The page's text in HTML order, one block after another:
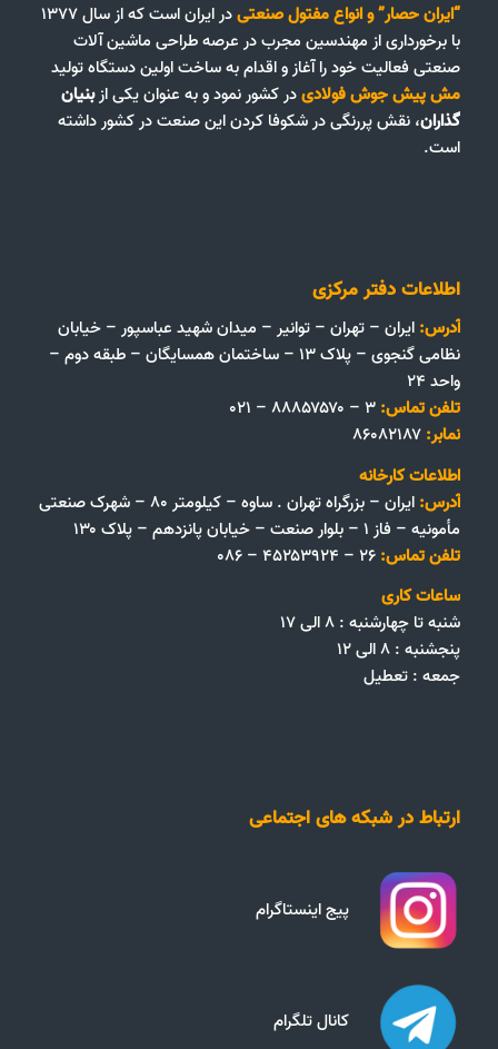
“ایران حصار”وانواع مفتول صنعتی
در ایران است که از سال ۱۳۷۷
با برخورداری از مهندسین مجرب در عرصه طراحی ماشین آلات
صنعتی فعالیت خود را آغاز و اقدام به ساخت اولین دستگاه تولید
مش پیش جوش فولادیدر کشور نمود و به عنوان یکی ازبنیان
گذاران، نقش پررنگی در شکوفا کردن این صنعت در کشور داشته
است.
اطلاعات دفتر مرکزی
آدرس: ایران – تهران – توانیر – میدان شهید عباسپور – خیابان
نظامی گنجوی – پلاک ۱۳ – ساختمان همسایگان – طبقه دوم –
واحد ۲۴
تلفن تماس:
نمابر:
اطلاعات کارخانه
آدرس:
ایران – بزرگراه تهران . ساوه – کیلومتر ۸۰ – شهرک صنعتی
مأمونیه – فاز ۱ – بلوار صنعت – خیابان پانزدهم – پلاک ۱۳۰
تلفن تماس:
ساعات کاری
شنبه تا چهارشنبه : ۸ الی ۱۷
پنجشنبه : ۸ الی ۱۲
جمعه‌ :‌ تعطیل
ارتباط در شبکه های اجتماعی
پیج اینستاگرام
کانال تلگرام